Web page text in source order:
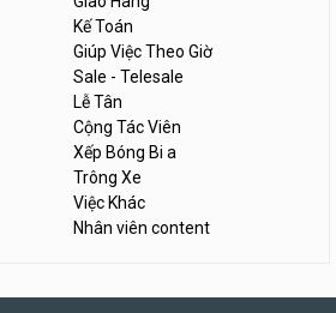
Kế Toán
Giúp Việc Theo Giờ
Sale - Telesale
Lễ Tân
Cộng Tác Viên
Xếp Bóng Bi a
Trông Xe
Việc Khác
Nhân viên content